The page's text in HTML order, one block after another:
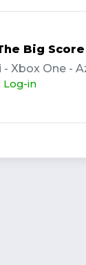
Big Score
Xbox One -
Log-in